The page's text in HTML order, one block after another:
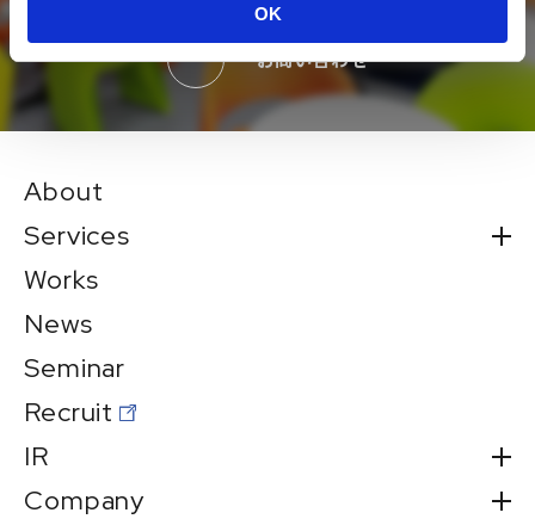
OK
お問い合わせ
About
Services
Works
News
Seminar
Recruit
IR
Company